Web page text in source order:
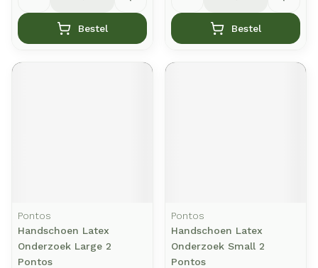
Bestel Bestel
Pontos
Handschoen Latex
Onderzoek Large 2
Pontos
Pontos
Handschoen Latex
Onderzoek Small 2
Pontos